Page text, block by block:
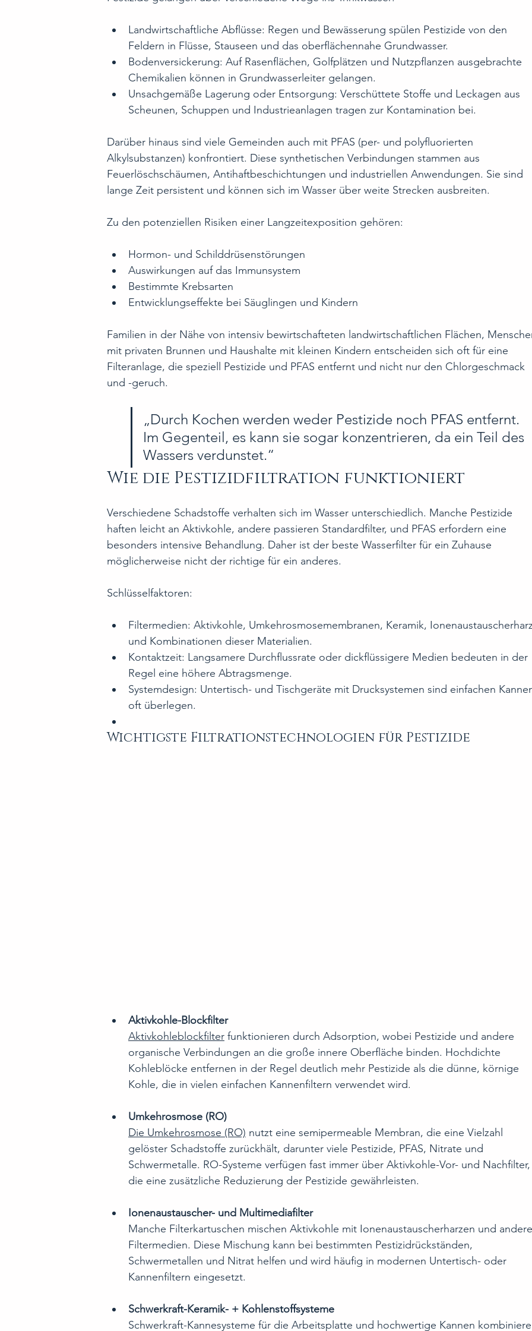
Landwirtschaftliche Abflüsse: Regen und Bewässerung spülen Pestizide von den
Feldern in Flüsse, Stauseen und das oberflächennahe Grundwasser.
Bodenversickerung: Auf Rasenflächen, Golfplätzen und Nutzpflanzen ausgebrachte
Chemikalien können in Grundwasserleiter gelangen.
Unsachgemäße Lagerung oder Entsorgung: Verschüttete Stoffe und Leckagen aus
Scheunen, Schuppen und Industrieanlagen tragen zur Kontamination bei.
Darüber hinaus sind viele Gemeinden auch mit PFAS (per- und polyfluorierten
Alkylsubstanzen) konfrontiert. Diese synthetischen Verbindungen stammen aus
Feuerlöschschäumen, Antihaftbeschichtungen und industriellen Anwendungen. Sie sind
lange Zeit persistent und können sich im Wasser über weite Strecken ausbreiten.
Zu den potenziellen Risiken einer Langzeitexposition gehören:
Hormon- und Schilddrüsenstörungen
Auswirkungen auf das Immunsystem
Bestimmte Krebsarten
Entwicklungseffekte bei Säuglingen und Kindern
Familien in der Nähe von intensiv bewirtschafteten landwirtschaftlichen Flächen,
mit privaten Brunnen und Haushalte mit kleinen Kindern entscheiden sich oft für eine
Filteranlage, die speziell Pestizide und PFAS entfernt und nicht nur den Chlorgeschmack
und -geruch.
„Durch Kochen werden weder Pestizide noch PFAS entfernt.
Im Gegenteil, es kann sie sogar konzentrieren, da ein Teil des
Wassers verdunstet.“
Wie die Pestizidfiltration funktioniert
Verschiedene Schadstoffe verhalten sich im Wasser unterschiedlich. Manche Pestizide
haften leicht an Aktivkohle, andere passieren Standardfilter, und PFAS erfordern eine
besonders intensive Behandlung. Daher ist der beste Wasserfilter für ein Zuhause
möglicherweise nicht der richtige für ein anderes.
Schlüsselfaktoren:
Filtermedien: Aktivkohle, Umkehrosmosemembranen, Keramik,
und Kombinationen dieser Materialien.
Kontaktzeit: Langsamere Durchflussrate oder dickflüssigere Medien bedeuten in der
Regel eine höhere Abtragsmenge.
Systemdesign: Untertisch- und Tischgeräte mit Drucksystemen sind einfachen
oft überlegen.
Wichtigste Filtrationstechnologien für Pestizide
Aktivkohle-Blockfilter
Aktivkohleblockfilter funktionieren durch Adsorption, wobei Pestizide und andere
organische Verbindungen an die große innere Oberfläche binden. Hochdichte
Kohleblöcke entfernen in der Regel deutlich mehr Pestizide als die dünne, körnige
Kohle, die in vielen einfachen Kannenfiltern verwendet wird.
Umkehrosmose (RO)
Die Umkehrosmose (RO) nutzt eine semipermeable Membran, die eine Vielzahl
gelöster Schadstoffe zurückhält, darunter viele Pestizide, PFAS, Nitrate und
Schwermetalle. RO-Systeme verfügen fast immer über Aktivkohle-Vor- und
die eine zusätzliche Reduzierung der Pestizide gewährleisten.
Ionenaustauscher- und Multimediafilter
Manche Filterkartuschen mischen Aktivkohle mit Ionenaustauscherharzen und
Filtermedien. Diese Mischung kann bei bestimmten Pestizidrückständen,
Schwermetallen und Nitrat helfen und wird häufig in modernen Untertisch- oder
Kannenfiltern eingesetzt.
Schwerkraft-Keramik- + Kohlenstoffsysteme
Schwerkraft-Kannesysteme für die Arbeitsplatte und hochwertige Kannen